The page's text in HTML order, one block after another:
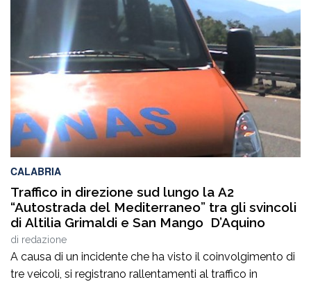
CALABRIA
Traffico in direzione sud lungo la A2
“Autostrada del Mediterraneo” tra gli svincoli
di Altilia Grimaldi e San Mango D’Aquino
di redazione
A causa di un incidente che ha visto il coinvolgimento di
tre veicoli, si registrano rallentamenti al traffico in